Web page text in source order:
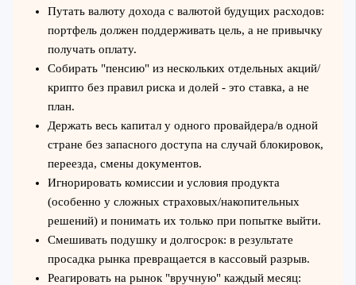
Путать валюту дохода с валютой будущих расходов:
портфель должен поддерживать цель, а не привычку
получать оплату.
Собирать "пенсию" из нескольких отдельных акций/
крипто без правил риска и долей - это ставка, а не
план.
Держать весь капитал у одного провайдера/в одной
стране без запасного доступа на случай блокировок,
переезда, смены документов.
Игнорировать комиссии и условия продукта
(особенно у сложных страховых/накопительных
решений) и понимать их только при попытке выйти.
Смешивать подушку и долгосрок: в результате
просадка рынка превращается в кассовый разрыв.
Реагировать на рынок "вручную" каждый месяц: